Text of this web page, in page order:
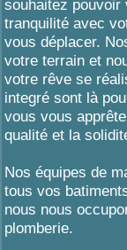
souhaitez
tranquilité avec
vous déplacer.
votre terrain et
votre rêve se
integré sont là
vous vous
qualité et la
Nos équipes de
tous vos
nous nous
plomberie.